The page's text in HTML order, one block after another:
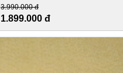
3.990.000 đ
1.899.000 đ